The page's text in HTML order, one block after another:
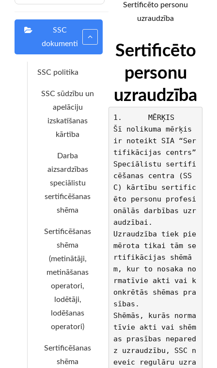
SSC
dokumenti
SSC politika
SSC sūdzību un
apelāciju
izskatīšanas
kārtība
Darba
aizsardzības
speciālistu
sertificēšanas
shēma
Sertificēšanas
shēma
(metinātāji,
metināšanas
operatori,
lodētāji,
lodēšanas
operatori)
Sertificēšanas
shēma
Sertificēto personu
uzraudzība
Sertificēto
personu
uzraudzība
1.	MĒRĶIS
Šī nolikuma mērķis
ir noteikt SIA “Ser
tifikācijas centrs”
Speciālistu sertifi
cēšanas centra (SS
C) kārtību sertific
ēto personu profesi
onālās darbības uzr
audzībai.
Uzraudzība tiek pie
mērota tikai tām se
rtifikācijas shēmā
m, kur to nosaka no
rmatīvie akti vai k
onkrētās shēmas pra
sības.
Shēmās, kurās norma
tīvie akti vai shēm
as prasības nepared
z uzraudzību, SSC n
eveic regulāru uzra